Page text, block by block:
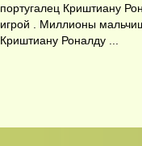
португалец Криштиану
игрой . Миллионы
Криштиану Роналду ...